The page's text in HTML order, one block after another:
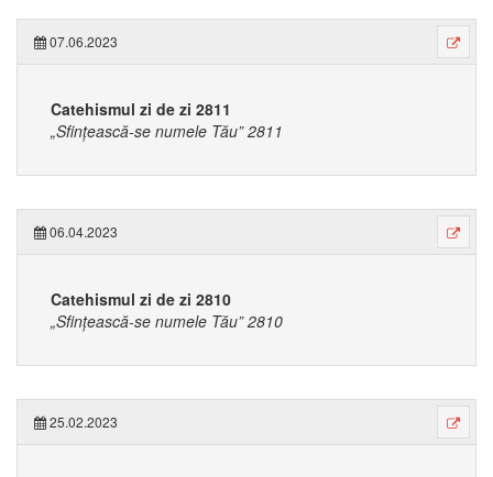
07.06.2023
Catehismul zi de zi 2811
„Sfințească-se numele Tău” 2811
06.04.2023
Catehismul zi de zi 2810
„Sfințească-se numele Tău” 2810
25.02.2023